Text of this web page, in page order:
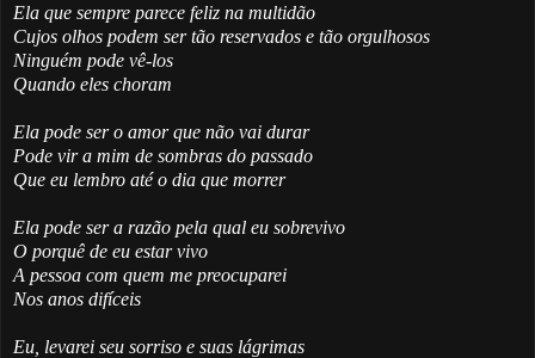
Ela que sempre parece feliz na multidão
Cujos olhos podem ser tão reservados e tão orgulhosos
Ninguém pode vê-los
Quando eles choram
Ela pode ser o amor que não vai durar
Pode vir a mim de sombras do passado
Que eu lembro até o dia que morrer
Ela pode ser a razão pela qual eu sobrevivo
O porquê de eu estar vivo
A pessoa com quem me preocuparei
Nos anos difíceis
Eu, levarei seu sorriso e suas lágrimas